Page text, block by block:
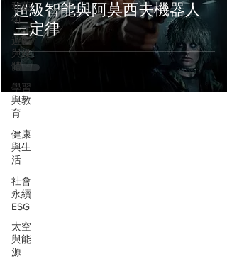
和藝
術
遊戲
與媒
體
學習
與教
育
健康
與生
活
社會
永續
ESG
太空
與能
源
超級智能與阿莫西夫機器人
三定律